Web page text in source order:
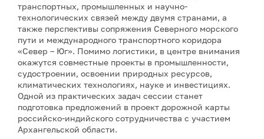
транспортных, промышленных и научно-
технологических связей между двумя странами, а
также перспективы сопряжения Северного морского
пути и международного транспортного коридора
«Север – Юг». Помимо логистики, в центре внимания
окажутся совместные проекты в промышленности,
судостроении, освоении природных ресурсов,
климатических технологиях, науке и инвестициях.
Одной из практических задач сессии станет
подготовка предложений в проект дорожной карты
российско-индийского сотрудничества с участием
Архангельской области.